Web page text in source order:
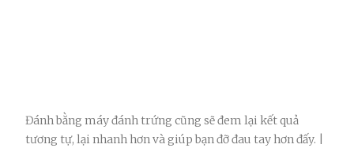
Đánh bằng máy đánh trứng cũng sẽ đem lại kết quả
tương tự, lại nhanh hơn và giúp bạn đỡ đau tay hơn đấy. |